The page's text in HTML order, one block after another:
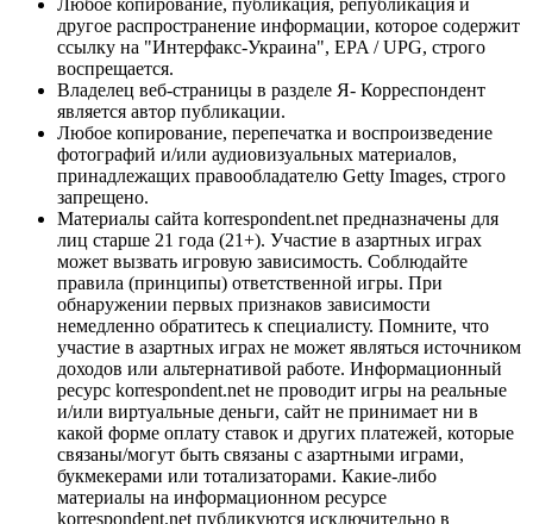
другое распространение информации, которое содержит
ссылку на "Интерфакс-Украина", EPA / UPG, строго
воспрещается.
Владелец веб-страницы в разделе Я- Корреспондент
является автор публикации.
Любое копирование, перепечатка и воспроизведение
фотографий и/или аудиовизуальных материалов,
принадлежащих правообладателю Getty Images, строго
запрещено.
Материалы сайта korrespondent.net предназначены для
лиц старше 21 года (21+). Участие в азартных играх
может вызвать игровую зависимость. Соблюдайте
правила (принципы) ответственной игры. При
обнаружении первых признаков зависимости
немедленно обратитесь к специалисту. Помните, что
участие в азартных играх не может являться источником
доходов или альтернативой работе. Информационный
ресурс korrespondent.net не проводит игры на реальные
и/или виртуальные деньги, сайт не принимает ни в
какой форме оплату ставок и других платежей, которые
связаны/могут быть связаны с азартными играми,
букмекерами или тотализаторами. Какие-либо
материалы на информационном ресурсе
korrespondent.net публикуются исключительно в